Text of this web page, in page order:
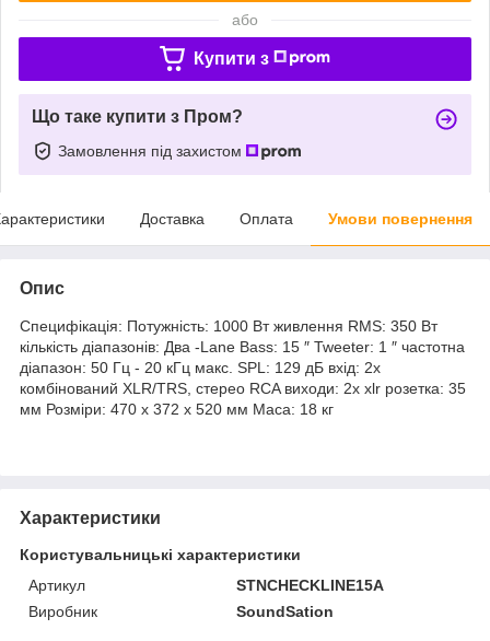
або
Купити з
Що таке купити з Пром?
Замовлення під захистом
Доставка Оплата Умови повернення
Опис
Специфікація: Потужність: 1000 Вт живлення RMS: 350 Вт
кількість діапазонів: Два -Lane Bass: 15 ″ Tweeter: 1 ″ частотна
діапазон: 50 Гц - 20 кГц макс. SPL: 129 дБ вхід: 2x
комбінований XLR/TRS, стерео RCA виходи: 2x xlr розетка: 35
мм Розміри: 470 x 372 x 520 мм Маса: 18 кг
Характеристики
Користувальницькі характеристики
Артикул
STNCHECKLINE15A
Виробник
SoundSation